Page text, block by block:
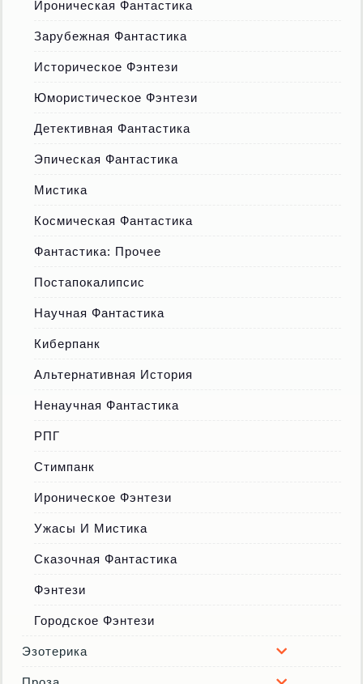
Ироническая Фантастика
Зарубежная Фантастика
Историческое Фэнтези
Юмористическое Фэнтези
Детективная Фантастика
Эпическая Фантастика
Мистика
Космическая Фантастика
Фантастика: Прочее
Постапокалипсис
Научная Фантастика
Киберпанк
Альтернативная История
Ненаучная Фантастика
РПГ
Стимпанк
Ироническое Фэнтези
Ужасы И Мистика
Сказочная Фантастика
Фэнтези
Городское Фэнтези
Эзотерика